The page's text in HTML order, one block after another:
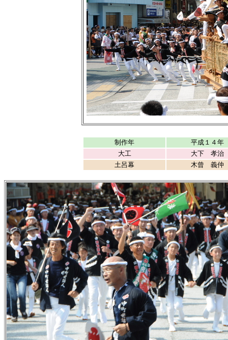
制作年
平成１４年
大工
大下 孝治
土呂幕
木曾 義仲